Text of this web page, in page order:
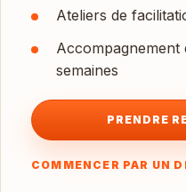
Ateliers de
Accompagnement
semaines
PRENDRE
COMMENCER PAR UN